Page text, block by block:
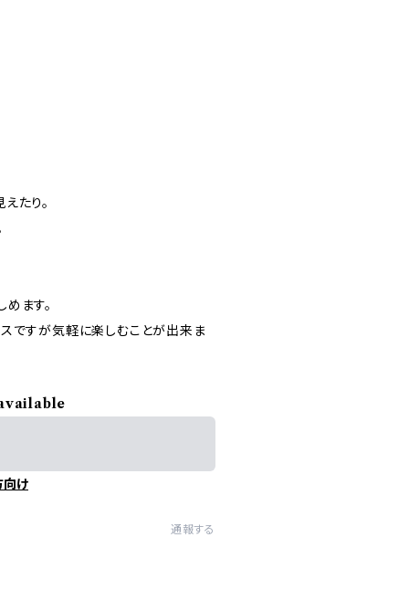
たり。
ます。
ですが気軽に楽しむことが出来ま
向け
通報する